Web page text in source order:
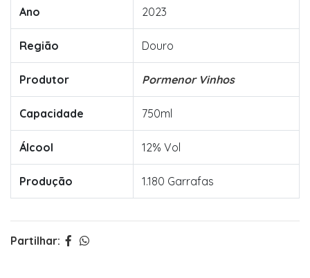
Ano 2023
Região Douro
Produtor Pormenor Vinhos
Capacidade 750ml
Álcool 12% Vol
Produção 1.180 Garrafas
Partilhar: